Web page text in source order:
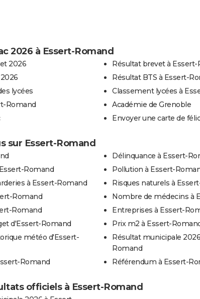
2026 à Essert-Romand
2026
lycées
Romand
Résultat brevet à Essert-
Résultat BTS à Essert-
Classement lycées à
Académie de Grenoble
Envoyer une carte de
sur Essert-Romand
Romand
à Essert-Romand
Romand
Romand
d'Essert-Romand
météo d'Essert-
Romand
Délinquance à Essert-
Pollution à Essert-
Risques naturels à
Nombre de médecins à
Entreprises à Essert-
Prix m2 à Essert-
Résultat municipale
Romand
Référendum à Essert-
officiels à Essert-Romand